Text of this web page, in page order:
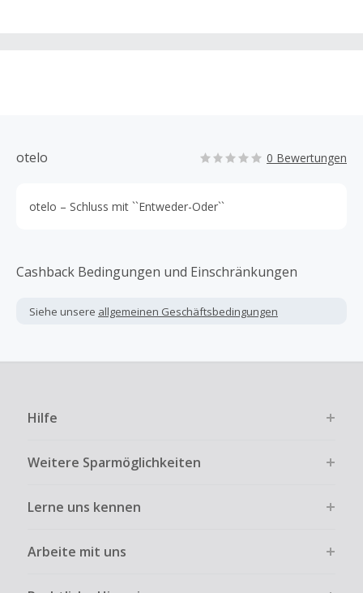
otelo 0 Bewertungen
otelo – Schluss mit ``Entweder-Oder``
Cashback Bedingungen und Einschränkungen
Siehe unsere allgemeinen Geschäftsbedingungen
Hilfe
Weitere Sparmöglichkeiten
Lerne uns kennen
Arbeite mit uns